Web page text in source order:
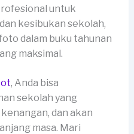
untuk
kesibukan sekolah,
dalam buku tahunan
maksimal.
, Anda bisa
sekolah yang
dan akan
masa. Mari